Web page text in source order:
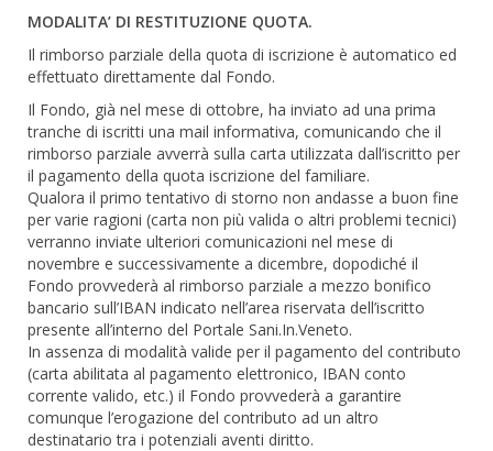
MODALITA’ DI RESTITUZIONE QUOTA.
Il rimborso parziale della quota di iscrizione è automatico ed
effettuato direttamente dal Fondo.
Il Fondo, già nel mese di ottobre, ha inviato ad una prima
tranche di iscritti una mail informativa, comunicando che il
rimborso parziale avverrà sulla carta utilizzata dall’iscritto per
il pagamento della quota iscrizione del familiare.
Qualora il primo tentativo di storno non andasse a buon fine
per varie ragioni (carta non più valida o altri problemi tecnici)
verranno inviate ulteriori comunicazioni nel mese di
novembre e successivamente a dicembre, dopodiché il
Fondo provvederà al rimborso parziale a mezzo bonifico
bancario sull’IBAN indicato nell’area riservata dell’iscritto
presente all’interno del Portale Sani.In.Veneto.
In assenza di modalità valide per il pagamento del contributo
(carta abilitata al pagamento elettronico, IBAN conto
corrente valido, etc.) il Fondo provvederà a garantire
comunque l’erogazione del contributo ad un altro
destinatario tra i potenziali aventi diritto.